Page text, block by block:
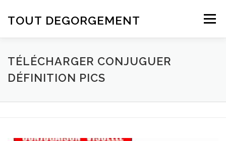
TOUT DEGORGEMENT Menu
TÉLÉCHARGER CONJUGUER
DÉFINITION PICS